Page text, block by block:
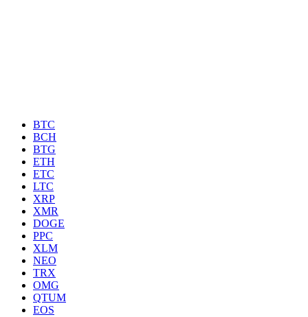
BTC
BCH
BTG
ETH
ETC
LTC
XRP
XMR
DOGE
PPC
XLM
NEO
TRX
OMG
QTUM
EOS